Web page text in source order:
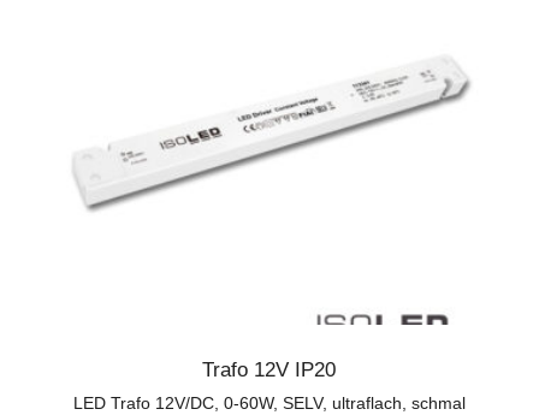
Trafo 12V IP20
LED Trafo 12V/DC, 0-60W, SELV, ultraflach, schmal